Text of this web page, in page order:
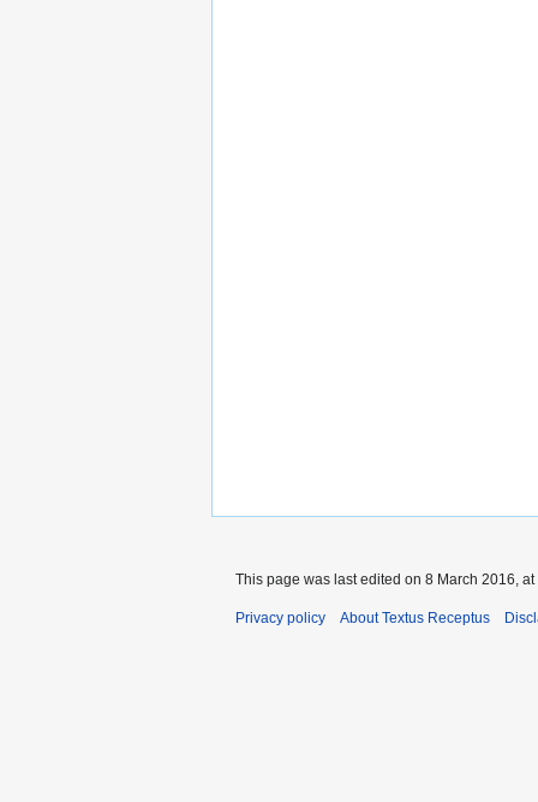
This page was last edited on 8 March 2016, at
Privacy policy About Textus Receptus